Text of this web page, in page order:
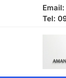
Email:
Tel: